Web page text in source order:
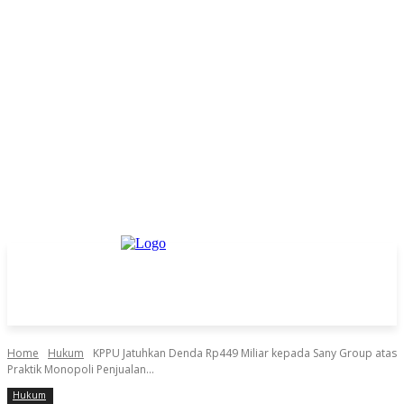
Home Hukum
KPPU Jatuhkan Denda Rp449 Miliar kepada Sany Group atas
Praktik Monopoli Penjualan...
Hukum